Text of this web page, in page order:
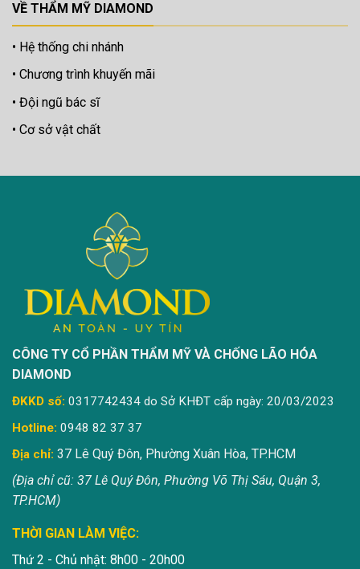
VỀ THẨM MỸ DIAMOND
Hệ thống chi nhánh
Chương trình khuyến mãi
Đội ngũ bác sĩ
Cơ sở vật chất
CÔNG TY CỔ PHẦN THẨM MỸ VÀ CHỐNG LÃO HÓA
DIAMOND
ĐKKD số: 0317742434 do Sở KHĐT cấp ngày: 20/03/2023
Hotline: 0948 82 37 37
Địa chỉ: 37 Lê Quý Đôn, Phường Xuân Hòa, TP.HCM
(Địa chỉ cũ: 37 Lê Quý Đôn, Phường Võ Thị Sáu, Quận 3,
TP.HCM)
THỜI GIAN LÀM VIỆC:
Thứ 2 - Chủ nhật: 8h00 - 20h00